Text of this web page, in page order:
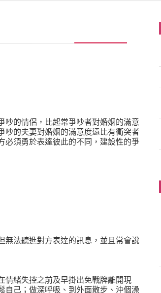
吵的情侶，比起常爭吵者對婚姻的滿意
吵的夫妻對婚姻的滿意度遠比有衝突者
必須勇於表達彼此的不同，建設性的爭
無法聽進對方表達的訊息，並且常會說
情緒失控之前及早掛出免戰牌離開現
自己；做深呼吸、到外面散步、沖個澡